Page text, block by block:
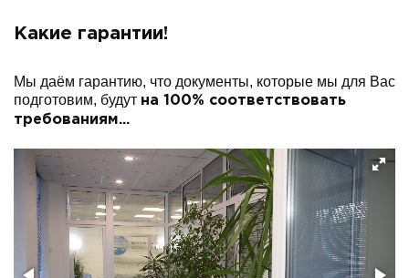
Какие гарантии!
Мы даём гарантию, что документы, которые мы для Вас
подготовим, будут на 100% соответствовать
требованиям...